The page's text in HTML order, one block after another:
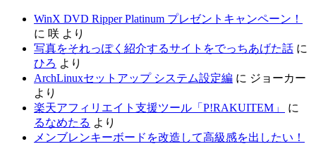
WinX DVD Ripper Platinum プレゼントキャンペーン！
に 咲 より
写真をそれっぽく紹介するサイトをでっちあげた話 に
ひろ より
ArchLinuxセットアップ システム設定編 に ジョーカー
より
楽天アフィリエイト支援ツール「P!RAKUITEM」
に
るなめたる より
メンブレンキーボードを改造して高級感を出したい！